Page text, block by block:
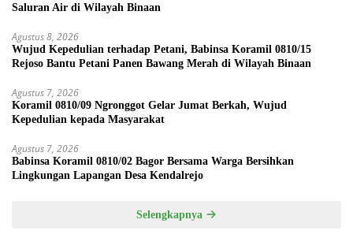
Saluran Air di Wilayah Binaan
Agustus 8, 2026
Wujud Kepedulian terhadap Petani, Babinsa Koramil 0810/15
Rejoso Bantu Petani Panen Bawang Merah di Wilayah Binaan
Agustus 7, 2026
Koramil 0810/09 Ngronggot Gelar Jumat Berkah, Wujud
Kepedulian kepada Masyarakat
Agustus 7, 2026
Babinsa Koramil 0810/02 Bagor Bersama Warga Bersihkan
Lingkungan Lapangan Desa Kendalrejo
Selengkapnya